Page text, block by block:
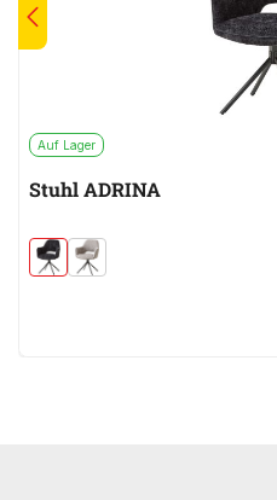
Auf Lager
Stuhl ADRINA